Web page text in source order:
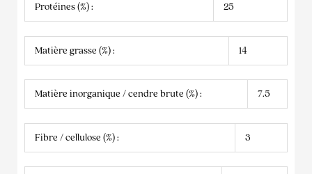
Protéines (%) : 25
Matière grasse (%) : 14
Matière inorganique / cendre brute (%) : 7.5
Fibre / cellulose (%) : 3